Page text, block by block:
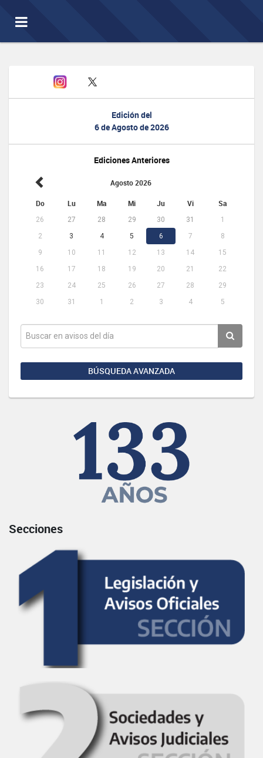
Toggle
navigation
Edición del
6 de Agosto de 2026
Ediciones Anteriores
Agosto 2026
Do Lu Ma Mi Ju Vi Sa
26 27 28 29 30 31
1
2
3 4 5 6 7
8
9
10 11 12 13 14
15
16
17 18 19 20 21
22
23
24 25 26 27 28
29
30
31 1 2 3 4 5
BÚSQUEDA AVANZADA
Secciones